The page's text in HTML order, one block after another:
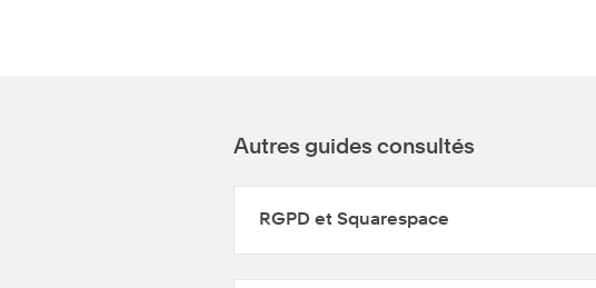
Autres guides consultés
RGPD et Squarespace